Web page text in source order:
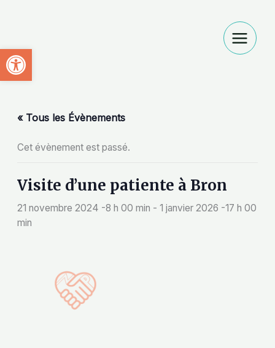
Ouvrir la barre d’outils
« Tous les Évènements
Cet évènement est passé.
Visite d’une patiente à Bron
21 novembre 2024 -8 h 00 min -1 janvier 2026 -17 h 00
min